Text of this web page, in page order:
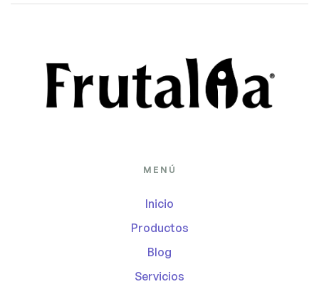
MENÚ
Inicio
Productos
Blog
Servicios